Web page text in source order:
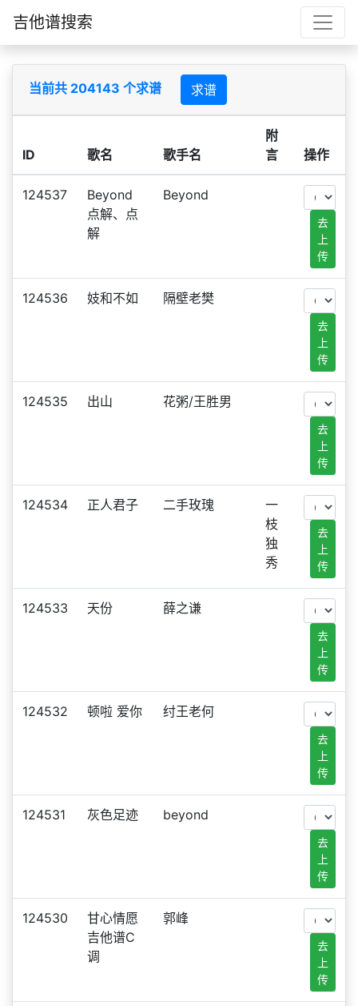
吉他谱搜索
当前共 204143 个求谱 求谱
ID 歌名 歌手名
附
言
操作
124537
Beyond
点解、点
解
Beyond
去
上
传
124536 妓和不如 隔壁老樊
去
上
传
124535 出山 花粥/王胜男
去
上
传
124534 正人君子 二手玫瑰
一
枝
独
秀
去
上
传
124533 天份 薛之谦
去
上
传
124532 顿啦 爱你 纣王老何
去
上
传
124531 灰色足迹 beyond
去
上
传
124530
甘心情愿
吉他谱C
调
郭峰
去
上
传